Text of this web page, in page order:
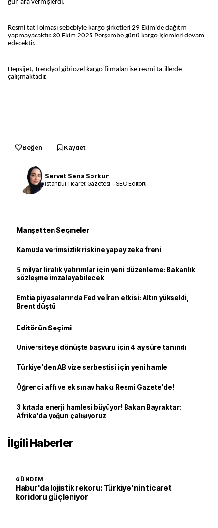
gün ara vermişlerdi.
Resmi tatil olması sebebiyle kargo şirketleri 29 Ekim'de dağıtım
yapmayacaktır. 30 Ekim 2025 Perşembe günü kargo işlemleri devam
edecektir.
Hepsijet, Trendyol gibi özel kargo firmaları ise resmi tatillerde
çalışmaktadır.
Beğen Kaydet
Servet Sena Sorkun
İstanbul Ticaret Gazetesi – SEO Editörü
Manşetten Seçmeler
Kamuda verimsizlik riskine yapay zeka freni
5 milyar liralık yatırımlar için yeni düzenleme: Bakanlık
sözleşme imzalayabilecek
Emtia piyasalarında Fed ve İran etkisi: Altın yükseldi,
Brent düştü
Editörün Seçimi
Üniversiteye dönüşte başvuru için 4 ay süre tanındı
Türkiye'den AB vize serbestisi için yeni hamle
Öğrenci affı ve ek sınav hakkı Resmi Gazete'de!
3 kıtada enerji hamlesi büyüyor! Bakan Bayraktar:
Afrika'da yoğun çalışıyoruz
İlgili Haberler
GÜNDEM
Habur'da lojistik rekoru: Türkiye'nin ticaret
koridoru güçleniyor